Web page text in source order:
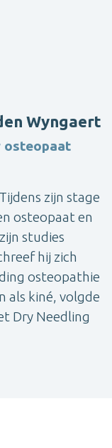
Wyngaert
osteopaat
zijn stage
osteopaat en
studies
hij zich
osteopathie
als kiné, volgde
Dry Needling